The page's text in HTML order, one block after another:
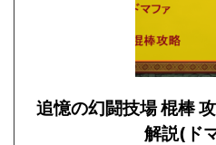
追憶の幻闘技場 棍棒
解説(ド